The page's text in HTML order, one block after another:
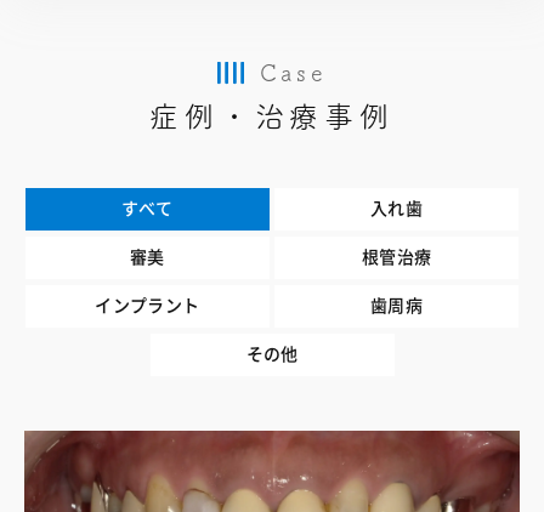
Case
症例・治療事例
すべて 入れ歯
審美 根管治療
インプラント 歯周病
その他